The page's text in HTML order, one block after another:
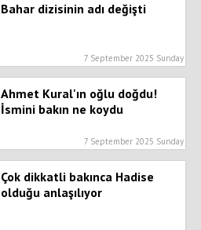
Bahar dizisinin adı değişti
7 September 2025 Sunday
Ahmet Kural'ın oğlu doğdu!
İsmini bakın ne koydu
7 September 2025 Sunday
Çok dikkatli bakınca Hadise
olduğu anlaşılıyor